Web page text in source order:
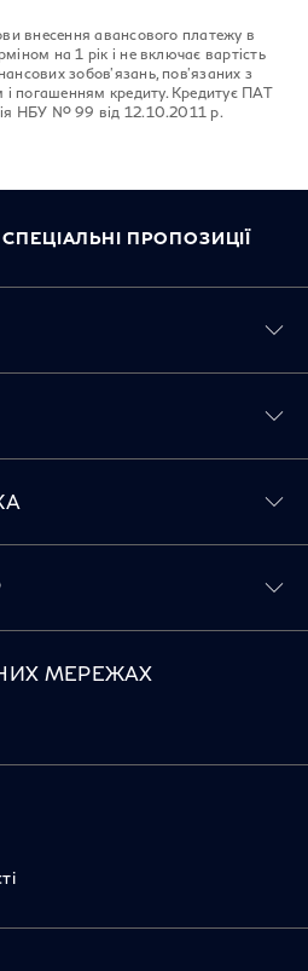
внесення авансового платежу в
на 1 рік і не включає вартість
зобов'язань, пов'язаних з
погашенням кредиту. Кредитує ПАТ
НБУ № 99 від 12.10.2011 р.
СПЕЦІАЛЬНІ ПРОПОЗИЦІЇ
МЕРЕЖАХ